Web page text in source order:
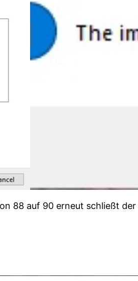
88 auf 90 erneut schließt